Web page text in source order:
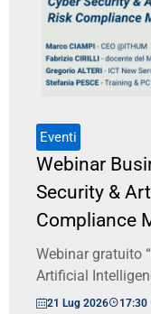
Eventi
Webinar
Security &
Compliance
Webinar gratuito
Artificial
21 Lug 2026 17:30